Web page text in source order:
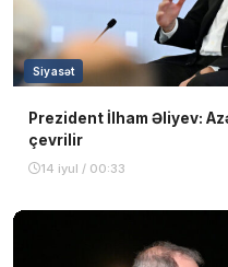
Siyasət
Prezident İlham Əliyev:
çevrilir
14 iyul / 00:33